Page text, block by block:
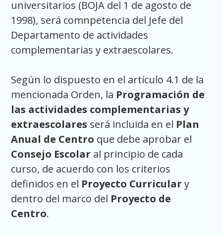
universitarios (BOJA del 1 de agosto de
1998), será comnpetencia del Jefe del
Departamento de actividades
complementarias y extraescolares.
Según lo dispuesto en el artículo 4.1 de la
mencionada Orden, la Programación de
las actividades complementarias y
extraescolares será incluida en el Plan
Anual de Centro que debe aprobar el
Consejo Escolar al principio de cada
curso, de acuerdo con los criterios
definidos en el Proyecto Curricular y
dentro del marco del Proyecto de
Centro.